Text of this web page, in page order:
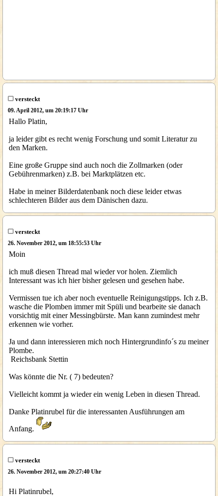
versteckt
09. April 2012, um 20:19:17 Uhr
Hallo Platin,
ja leider gibt es recht wenig Forschung und somit Literatur zu
den Marken.
Eine große Gruppe sind auch noch die Zollmarken (oder
Gebührenmarken) z.B. bei Marktplätzen etc.
Habe in meiner Bilderdatenbank noch diese leider etwas
schlechteren Bilder aus dem Dänischen dazu.
versteckt
26. November 2012, um 18:55:53 Uhr
Moin
ich muß diesen Thread mal wieder vor holen. Ziemlich
Interessant was ich hier bisher gelesen und gesehen habe.
Vermissen tue ich aber noch eventuelle Reinigungstipps. Ich z.B.
wasche die Plomben immer mit Spüli und bearbeite sie danach
vorsichtig mit einer Messingbürste. Man kann zumindest mehr
erkennen wie vorher.
Ja und dann interessieren mich noch Hintergrundinfo´s zu meiner
Plombe.
Reichsbank Stettin
Was könnte die Nr. ( 7) bedeuten?
Vielleicht kommt ja wieder ein wenig Leben in diesen Thread.
Danke Platinrubel für die interessanten Ausführungen am
Anfang.
versteckt
26. November 2012, um 20:27:40 Uhr
Hi Platinrubel,